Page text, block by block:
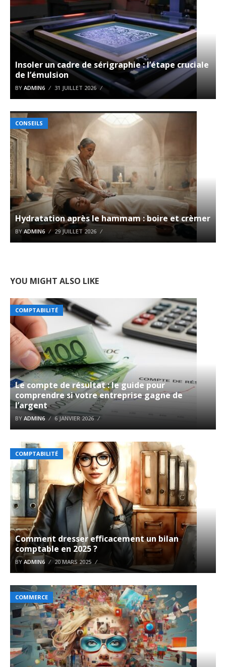
Insoler un cadre de sérigraphie : l’étape cruciale
de l’émulsion
BY ADMIN6 31 JUILLET 2026
CONSEILS
Hydratation après le hammam : boire et crèmer
BY ADMIN6 29 JUILLET 2026
YOU MIGHT ALSO LIKE
COMPTABILITÉ
Le compte de résultat : le guide pour
comprendre si votre entreprise gagne de
l’argent
BY ADMIN6 6 JANVIER 2026
COMPTABILITÉ
Comment dresser efficacement un bilan
comptable en 2025 ?
BY ADMIN6 20 MARS 2025
COMMERCE